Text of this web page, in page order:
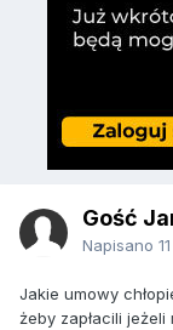
Gość
Napisano
Jakie umowy
żeby zapłacili